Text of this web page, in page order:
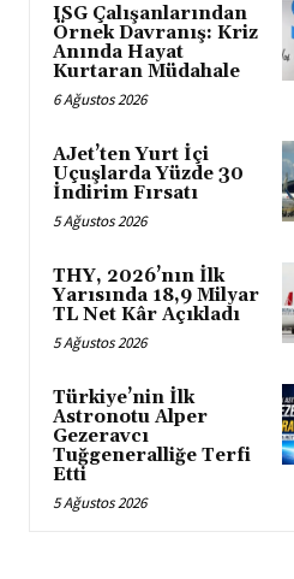
ISG Çalışanlarından
Örnek Davranış: Kriz
Anında Hayat
Kurtaran Müdahale
6 Ağustos 2026
AJet’ten Yurt İçi
Uçuşlarda Yüzde 30
İndirim Fırsatı
5 Ağustos 2026
THY, 2026’nın İlk
Yarısında 18,9 Milyar
TL Net Kâr Açıkladı
5 Ağustos 2026
Türkiye’nin İlk
Astronotu Alper
Gezeravcı
Tuğgeneralliğe Terfi
Etti
5 Ağustos 2026